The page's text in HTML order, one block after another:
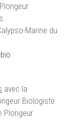
Marine du
avec la
Biologiste
Plongeur